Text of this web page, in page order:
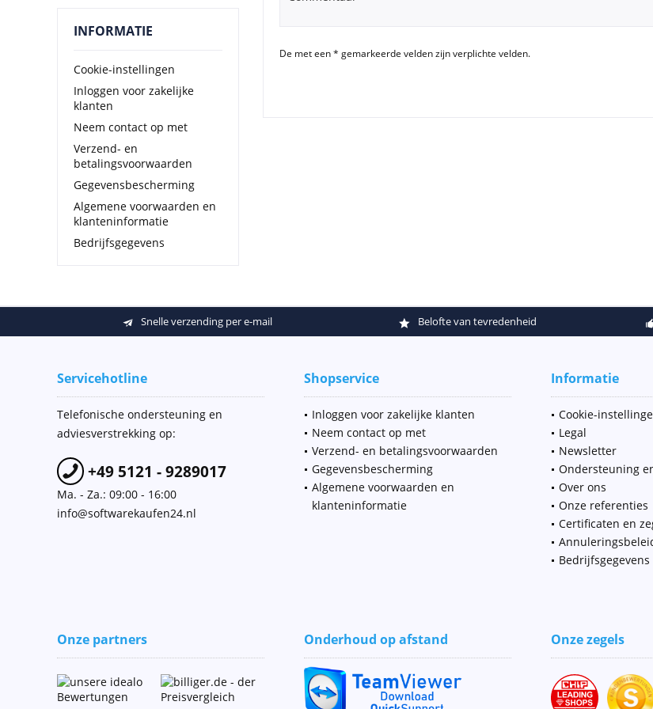
INFORMATIE
Cookie-instellingen
Inloggen voor zakelijke
klanten
Neem contact op met
Verzend- en
betalingsvoorwaarden
Gegevensbescherming
Algemene voorwaarden en
klanteninformatie
Bedrijfsgegevens
De met een * gemarkeerde velden zijn verplichte velden.
Snelle verzending per e-mail Belofte van tevredenheid
Servicehotline
Telefonische ondersteuning en
adviesverstrekking op:
+49 5121 - 9289017
Ma. - Za.: 09:00 - 16:00
info@softwarekaufen24.nl
Shopservice
Inloggen voor zakelijke klanten
Neem contact op met
Verzend- en betalingsvoorwaarden
Gegevensbescherming
Algemene voorwaarden en
klanteninformatie
Informatie
Cookie-
Legal
Newsletter
Ondersteuning
Over ons
Onze referenties
Certificaten en
Bedrijfsgegevens
Onze partners Onderhoud op afstand Onze zegels